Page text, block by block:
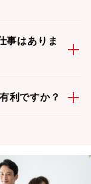
事はありま
利ですか？